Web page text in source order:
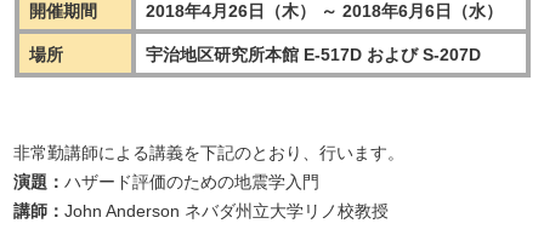
開催期間 2018年4月26日（木） ～ 2018年6月6日（水）
場所 宇治地区研究所本館 E-517D および S-207D
非常勤講師による講義を下記のとおり、行います。
演題：ハザード評価のための地震学入門
講師：John Anderson ネバダ州立大学リノ校教授